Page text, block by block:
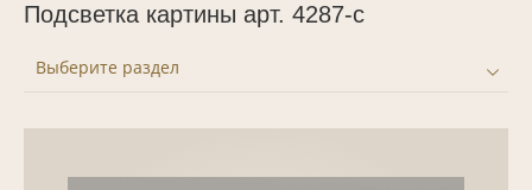
Подсветка картины арт. 4287-c
Выберите раздел